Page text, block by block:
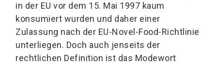
in der EU vor dem 15. Mai 1997 kaum
konsumiert wurden und daher einer
Zulassung nach der EU-Novel-Food-Richtlinie
unterliegen. Doch auch jenseits der
rechtlichen Definition ist das Modewort